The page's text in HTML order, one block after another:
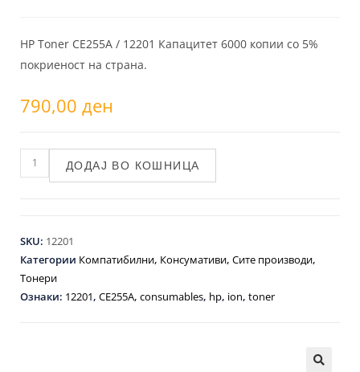
HP Toner CE255A / 12201 Капацитет 6000 копии со 5%
покриеност на страна.
790,00 ден
ДОДАЈ ВО КОШНИЦА
SKU: 12201
Категории Компатибилни, Консумативи, Сите производи,
Тонери
Ознаки: 12201, CE255A, consumables, hp, ion, toner